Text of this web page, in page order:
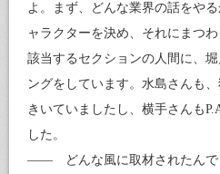
よ。まず、どんな業界の話をや
ャラクターを決め、それにまつ
該当するセクションの人間に、
ングをしています。水島さんも
きいていましたし、横手さんも
した。
—— どんな風に取材されたんで